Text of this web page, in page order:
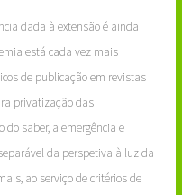
dada à extensão é ainda
está cada vez mais
de publicação em revistas
privatização das
saber, a emergência e
da perspetiva à luz da
ao serviço de critérios de